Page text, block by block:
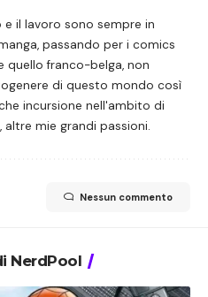
il lavoro sono sempre in
passando per i comics
quello franco-belga, non
di questo mondo così
incursione nell'ambito di
altre mie grandi passioni.
Nessun commento
NerdPool